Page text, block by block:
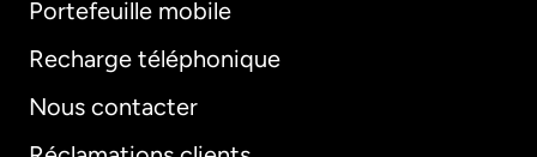
Portefeuille mobile
Recharge téléphonique
Nous contacter